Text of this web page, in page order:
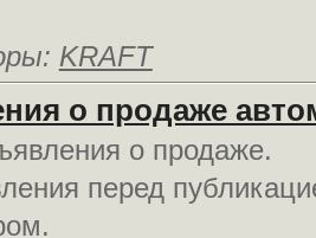
KRAFT
о продаже
о продаже.
перед